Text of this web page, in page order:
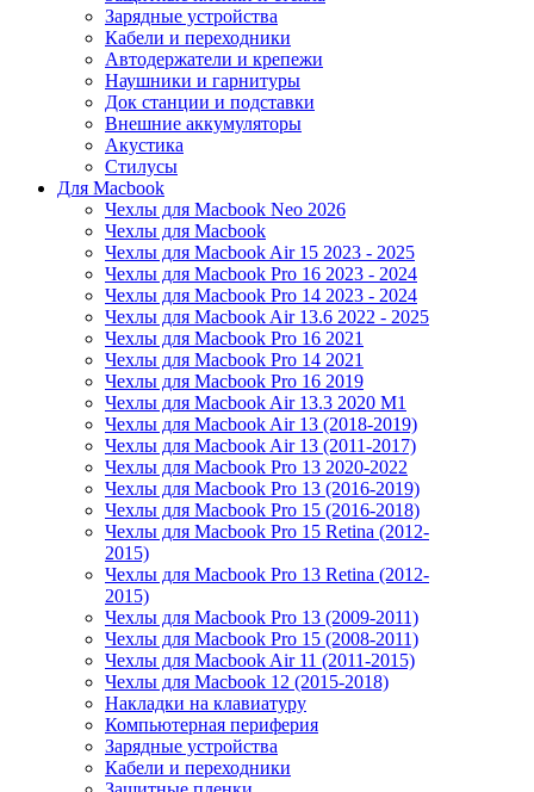
Зарядные устройства
Кабели и переходники
Автодержатели и крепежи
Наушники и гарнитуры
Док станции и подставки
Внешние аккумуляторы
Акустика
Стилусы
Для Macbook
Чехлы для Macbook Neo 2026
Чехлы для Macbook
Чехлы для Macbook Air 15 2023 - 2025
Чехлы для Macbook Pro 16 2023 - 2024
Чехлы для Macbook Pro 14 2023 - 2024
Чехлы для Macbook Air 13.6 2022 - 2025
Чехлы для Macbook Pro 16 2021
Чехлы для Macbook Pro 14 2021
Чехлы для Macbook Pro 16 2019
Чехлы для Macbook Air 13.3 2020 M1
Чехлы для Macbook Air 13 (2018-2019)
Чехлы для Macbook Air 13 (2011-2017)
Чехлы для Macbook Pro 13 2020-2022
Чехлы для Macbook Pro 13 (2016-2019)
Чехлы для Macbook Pro 15 (2016-2018)
Чехлы для Macbook Pro 15 Retina (2012-
2015)
Чехлы для Macbook Pro 13 Retina (2012-
2015)
Чехлы для Macbook Pro 13 (2009-2011)
Чехлы для Macbook Pro 15 (2008-2011)
Чехлы для Macbook Air 11 (2011-2015)
Чехлы для Macbook 12 (2015-2018)
Накладки на клавиатуру
Компьютерная периферия
Зарядные устройства
Кабели и переходники